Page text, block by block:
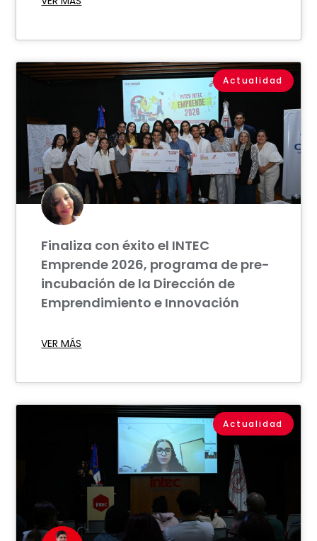
Actualidad
Finaliza con éxito el INTEC
Emprende 2026, programa de pre-
incubación de la Dirección de
Emprendimiento e Innovación
VER MÁS
Actualidad